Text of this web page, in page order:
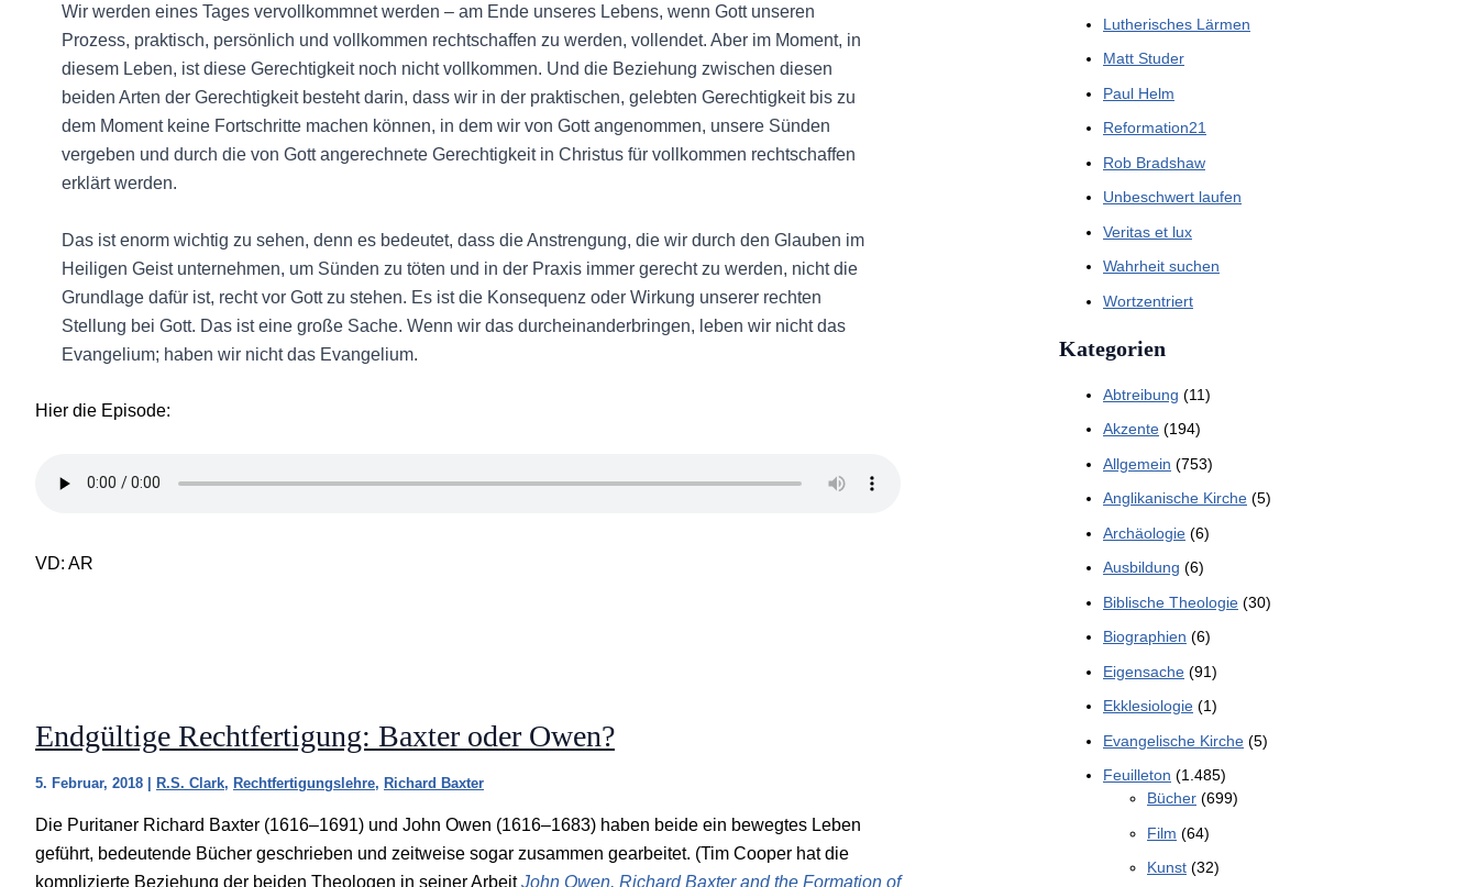
Wir werden eines Tages vervollkommnet werden – am Ende unseres Lebens, wenn Gott unseren
Prozess, praktisch, persönlich und vollkommen rechtschaffen zu werden, vollendet. Aber im Moment, in
diesem Leben, ist diese Gerechtigkeit noch nicht vollkommen. Und die Beziehung zwischen diesen
beiden Arten der Gerechtigkeit besteht darin, dass wir in der praktischen, gelebten Gerechtigkeit bis zu
dem Moment keine Fortschritte machen können, in dem wir von Gott angenommen, unsere Sünden
vergeben und durch die von Gott angerechnete Gerechtigkeit in Christus für vollkommen rechtschaffen
erklärt werden.
Das ist enorm wichtig zu sehen, denn es bedeutet, dass die Anstrengung, die wir durch den Glauben im
Heiligen Geist unternehmen, um Sünden zu töten und in der Praxis immer gerecht zu werden, nicht die
Grundlage dafür ist, recht vor Gott zu stehen. Es ist die Konsequenz oder Wirkung unserer rechten
Stellung bei Gott. Das ist eine große Sache. Wenn wir das durcheinanderbringen, leben wir nicht das
Evangelium; haben wir nicht das Evangelium.
Hier die Episode:
VD: AR
Endgültige Rechtfertigung: Baxter oder Owen?
5. Februar, 2018 R.S. Clark, Rechtfertigungslehre, Richard Baxter
Die Puritaner Richard Baxter (1616–1691) und John Owen (1616–1683) haben beide ein bewegtes Leben
geführt, bedeutende Bücher geschrieben und zeitweise sogar zusammen gearbeitet. (Tim Cooper hat die
komplizierte Beziehung der beiden Theologen in seiner ArbeitJohn Owen, Richard Baxter and the Formation of
Lutherisches Lärmen
Matt Studer
Paul Helm
Reformation21
Rob Bradshaw
Unbeschwert laufen
Veritas et lux
Wahrheit suchen
Wortzentriert
Kategorien
Abtreibung (11)
Akzente (194)
Allgemein (753)
Anglikanische Kirche (5)
Archäologie (6)
Ausbildung (6)
Biblische Theologie (30)
Biographien (6)
Eigensache (91)
Ekklesiologie (1)
Evangelische Kirche (5)
Feuilleton (1.485)
Bücher (699)
Film (64)
Kunst (32)